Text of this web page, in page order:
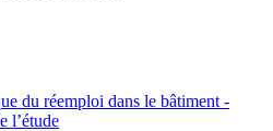
du réemploi dans le bâtiment -
l’étude